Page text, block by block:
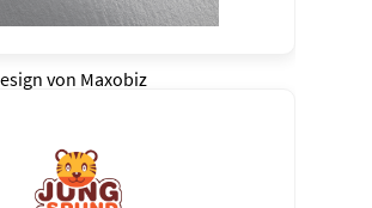
von Maxobiz